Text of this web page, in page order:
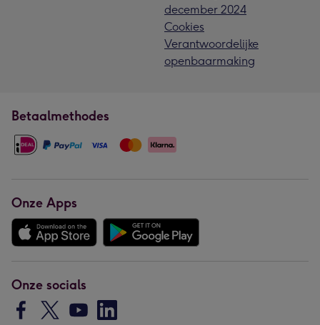
december 2024
Cookies
Verantwoordelijke
openbaarmaking
Betaalmethodes
Onze Apps
Onze socials